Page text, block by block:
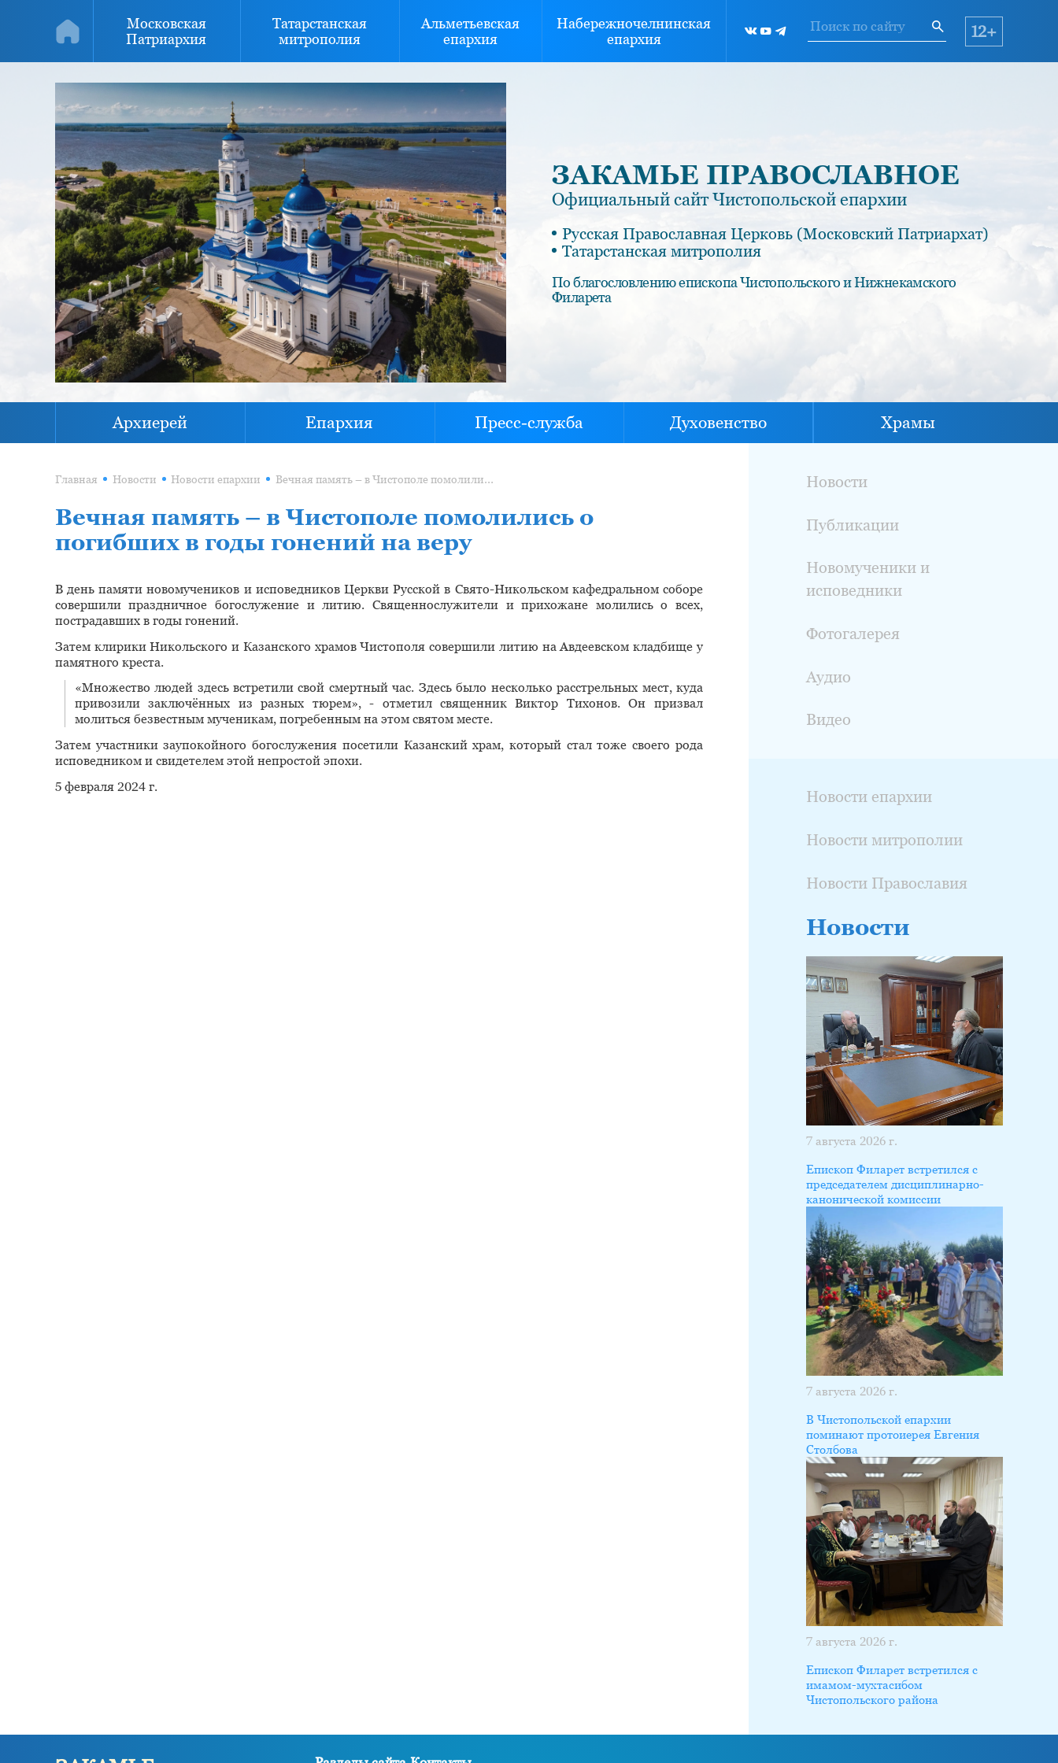
Московская
Патриархия
Татарстанская
митрополия
Альметьевская
епархия
Набережночелнинская
епархия
12+
ЗАКАМЬЕ ПРАВОСЛАВНОЕ
Официальный сайт Чистопольской епархии
Русская Православная Церковь (Московский Патриархат)
Татарстанская митрополия
По благословлению епископа Чистопольского и Нижнекамского
Филарета
Архиерей Епархия Пресс-служба Духовенство Храмы
Главная Новости Новости епархии Вечная память – в Чистополе помолились о погибших в годы гонений на веру
Вечная память – в Чистополе помолились о
погибших в годы гонений на веру
В день памяти новомучеников и исповедников Церкви Русской в Свято-Никольском кафедральном соборе
совершили праздничное богослужение и литию. Священнослужители и прихожане молились о всех,
пострадавших в годы гонений.
Затем клирики Никольского и Казанского храмов Чистополя совершили литию на Авдеевском кладбище у
памятного креста.
«Множество людей здесь встретили свой смертный час. Здесь было несколько расстрельных мест, куда
привозили заключённых из разных тюрем», - отметил священник Виктор Тихонов. Он призвал
молиться безвестным мученикам, погребенным на этом святом месте.
Затем участники заупокойного богослужения посетили Казанский храм, который стал тоже своего рода
исповедником и свидетелем этой непростой эпохи.
5 февраля 2024 г.
Новости
Публикации
Новомученики и
исповедники
Фотогалерея
Аудио
Видео
Новости епархии
Новости митрополии
Новости Православия
Новости
7 августа 2026 г.
Епископ Филарет встретился с
председателем дисциплинарно-
канонической комиссии
7 августа 2026 г.
В Чистопольской епархии
поминают протоиерея Евгения
Столбова
7 августа 2026 г.
Епископ Филарет встретился с
имамом-мухтасибом
Чистопольского района